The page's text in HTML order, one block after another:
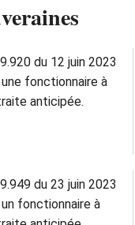
du 12 juin 2023
fonctionnaire à
anticipée.
du 23 juin 2023
fonctionnaire à